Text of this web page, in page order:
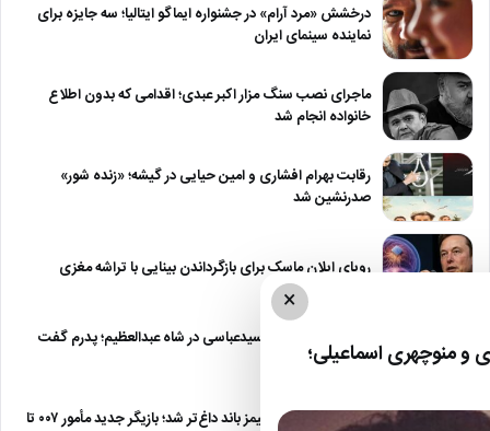
درخشش «مرد آرام» در جشنواره ایماگو ایتالیا؛ سه جایزه برای
نماینده سینمای ایران
ماجرای نصب سنگ مزار اکبر عبدی؛ اقدامی که بدون اطلاع
خانواده انجام شد
رقابت بهرام افشاری و امین حیایی در گیشه؛ «زنده شور»
صدرنشین شد
رویای ایلان ماسک برای بازگرداندن بینایی با تراشه مغزی
درگیری شدید داود سیدعباسی در شاه عبدالعظیم؛ پدرم گفت
طرف مُرد!
رقابت برای نقش جیمز باند داغ‌تر شد؛ بازیگر جدید مأمور ۰۰۷ تا
×
منوچهری اسماعیلی؛